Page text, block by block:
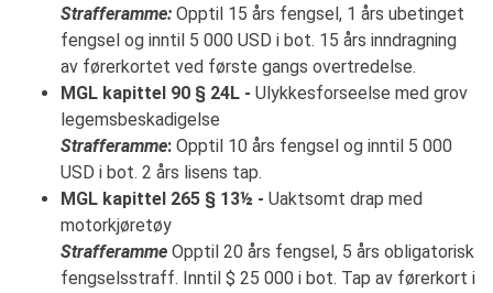
Strafferamme: Opptil 15 års fengsel, 1 års ubetinget
fengsel og inntil 5 000 USD i bot. 15 års inndragning
av førerkortet ved første gangs overtredelse.
MGL kapittel 90 § 24L - Ulykkesforseelse med grov
legemsbeskadigelse
Strafferamme: Opptil 10 års fengsel og inntil 5 000
USD i bot. 2 års lisens tap.
MGL kapittel 265 § 13½ - Uaktsomt drap med
motorkjøretøy
Strafferamme Opptil 20 års fengsel, 5 års obligatorisk
fengselsstraff. Inntil $ 25 000 i bot. Tap av førerkort i